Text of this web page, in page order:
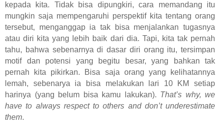
kepada kita. Tidak bisa dipungkiri, cara memandang itu
mungkin saja mempengaruhi perspektif kita tentang orang
tersebut, menganggap ia tak bisa menjalankan tugasnya
atau diri kita yang lebih baik dari dia. Tapi, kita tak pernah
tahu, bahwa sebenarnya di dasar diri orang itu, tersimpan
motif dan potensi yang begitu besar, yang bahkan tak
pernah kita pikirkan. Bisa saja orang yang kelihatannya
lemah, sebenarya ia bisa melakukan lari 10 KM setiap
harinya (yang belum bisa kamu lakukan). That’s why, we
have to always respect to others and don’t underestimate
them.